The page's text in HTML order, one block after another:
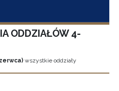
ODDZIAŁÓW 4-
wszystkie oddziały